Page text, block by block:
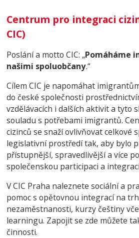
Centrum pro integraci
CIC)
Poslání a motto CIC: „Pomáháme
našimi spoluobčany.“
Cílem CIC je napomáhat
do české společnosti
vzdělávacích i dalších aktivit a tyto
souladu s potřebami imigrantů.
cizinců se snaží ovlivňovat celkové
legislativní prostředí tak, aby bylo
přístupnější, spravedlivější a více
společenskou participaci a
V CIC Praha naleznete sociální a
pomoc s opětovnou integrací na
nezaměstnanosti, kurzy češtiny
learningu. Zapojit se zde můžete
činnosti.